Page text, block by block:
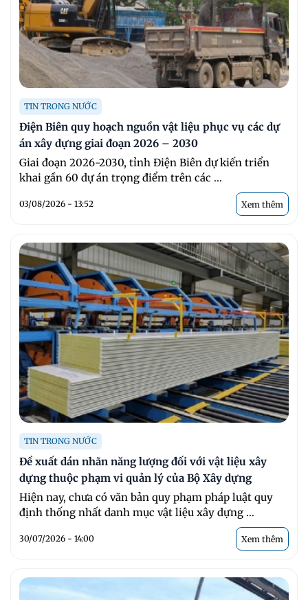
TIN TRONG NƯỚC
Điện Biên quy hoạch nguồn vật liệu phục vụ các dự
án xây dựng giai đoạn 2026 – 2030
Giai đoạn 2026-2030, tỉnh Điện Biên dự kiến triển
khai gần 60 dự án trọng điểm trên các ...
03/08/2026 - 13:52 Xem thêm
TIN TRONG NƯỚC
Đề xuất dán nhãn năng lượng đối với vật liệu xây
dựng thuộc phạm vi quản lý của Bộ Xây dựng
Hiện nay, chưa có văn bản quy phạm pháp luật quy
định thống nhất danh mục vật liệu xây dựng ...
30/07/2026 - 14:00 Xem thêm